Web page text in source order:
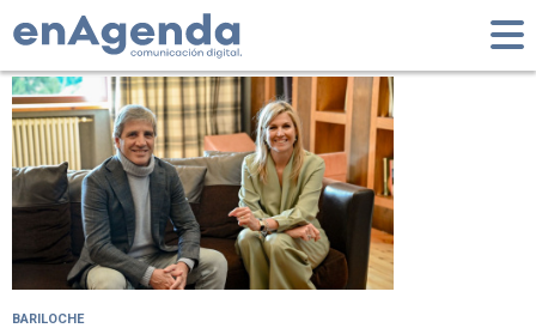
Tag: Foro Llao Llao
BARILOCHE